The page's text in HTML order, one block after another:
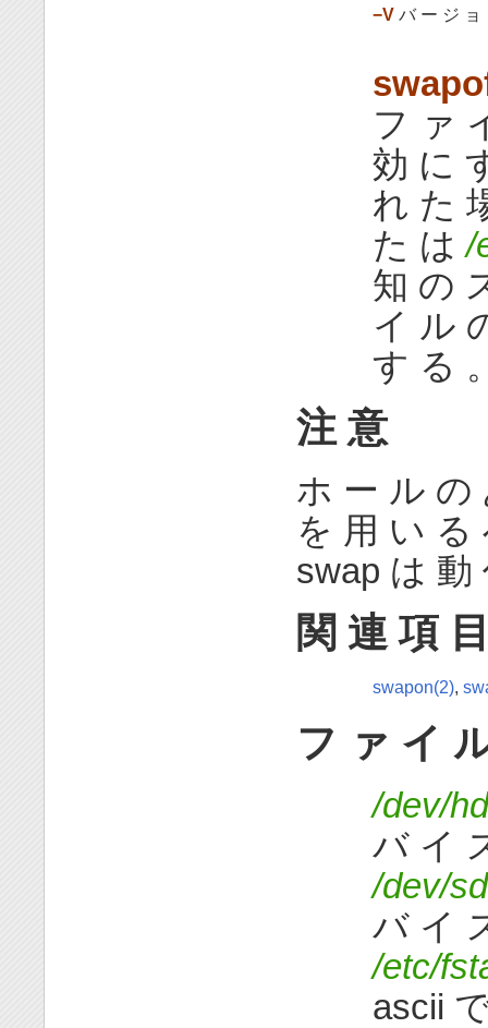
−Vバ ー ジ ョ
フ ァ
効 に
れ た
た は/
知 の
イ ル
す る
注 意
ホ ー ル
を 用 い る
swap は 動
関 連 項
swapon(2),
フ ァ イ
/dev/
バ イ
/dev/
バ イ
/etc/
ascii